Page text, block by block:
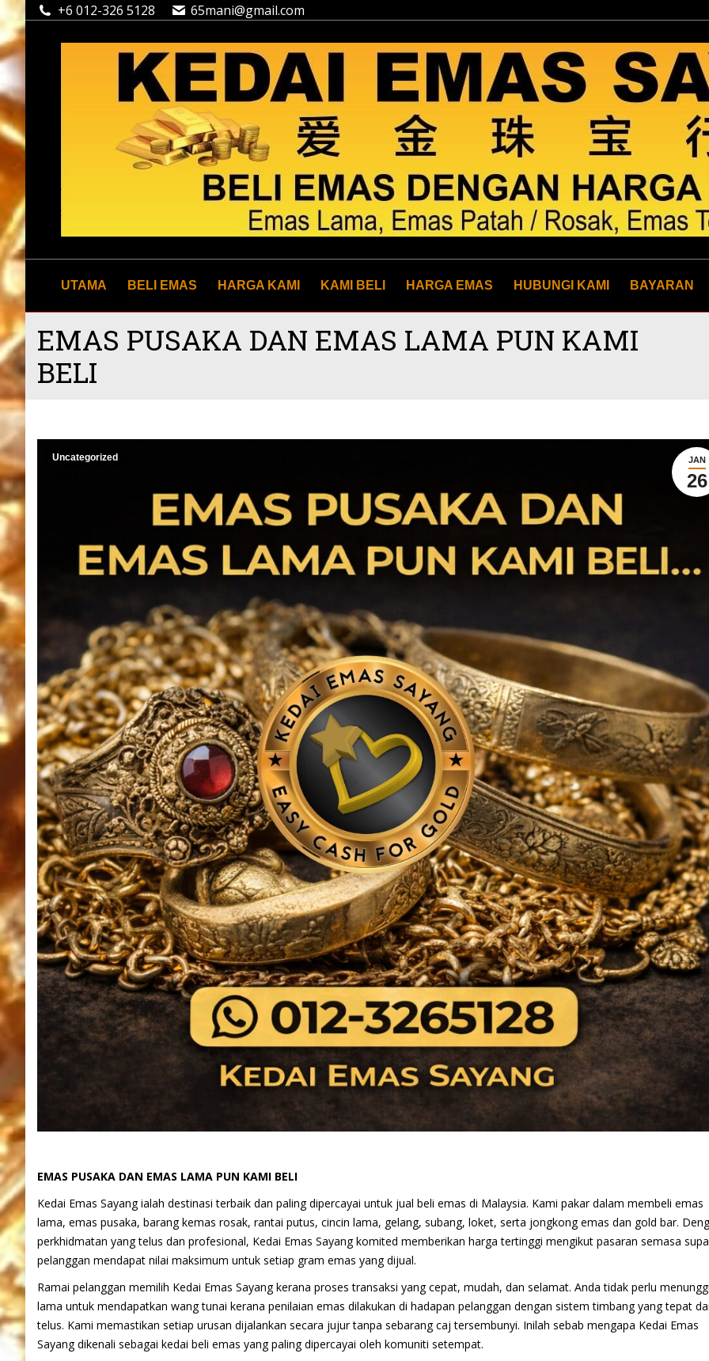
+6 012-326 5128 65mani@gmail.com
UTAMA BELI EMAS HARGA KAMI KAMI BELI HARGA EMAS HUBUNGI KAMI BAYARAN
EMAS PUSAKA DAN EMAS LAMA PUN KAMI
BELI
JAN
26
Uncategorized
EMAS PUSAKA DAN EMAS LAMA PUN KAMI BELI
Kedai Emas Sayang ialah destinasi terbaik dan paling dipercayai untuk jual beli emas di Malaysia. Kami pakar dalam membeli emas
lama, emas pusaka, barang kemas rosak, rantai putus, cincin lama, gelang, subang, loket, serta jongkong emas dan gold bar.
perkhidmatan yang telus dan profesional, Kedai Emas Sayang komited memberikan harga tertinggi mengikut pasaran semasa
pelanggan mendapat nilai maksimum untuk setiap gram emas yang dijual.
Ramai pelanggan memilih Kedai Emas Sayang kerana proses transaksi yang cepat, mudah, dan selamat. Anda tidak perlu
lama untuk mendapatkan wang tunai kerana penilaian emas dilakukan di hadapan pelanggan dengan sistem timbang yang tepat
telus. Kami memastikan setiap urusan dijalankan secara jujur tanpa sebarang caj tersembunyi. Inilah sebab mengapa Kedai Emas
Sayang dikenali sebagai kedai beli emas yang paling dipercayai oleh komuniti setempat.